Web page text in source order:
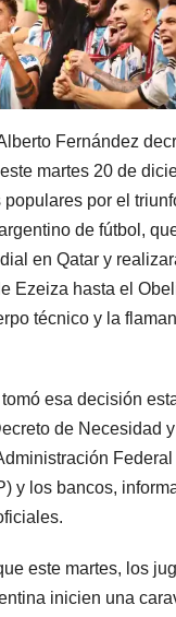
Fernández
martes 20 de
por el
de fútbol,
en Qatar y
Ezeiza hasta el
técnico y la
esa decisión
de Necesidad
y los bancos,
este martes, los
inicien una